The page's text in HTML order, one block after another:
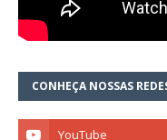
CONHEÇA NOSSAS